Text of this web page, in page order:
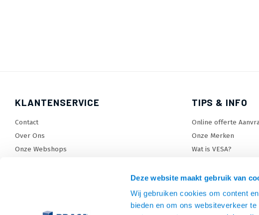
Deze website maakt gebruik van
Wij gebruiken cookies om content
bieden en om ons websiteverkeer
KLANTENSERVICE
Contact
Over Ons
Onze Webshops
TIPS & INFO
Online offerte
Onze Merken
Wat is VESA?
TV standaard
TV lift keuzehulp
Monitorarm